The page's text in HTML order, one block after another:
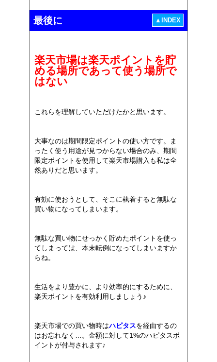
最後に ▲INDEX
楽天市場は楽天ポイントを貯
める場所であって使う場所で
はない
これらを理解していただけたかと思います。
大事なのは期間限定ポイントの使い方です。ま
ったく使う用途が見つからない場合のみ、期間
限定ポイントを使用して楽天市場購入も私は全
然ありだと思います。
有効に使おうとして、そこに執着すると無駄な
買い物になってしまいます。
無駄な買い物にせっかく貯めたポイントを使っ
てしまっては、本末転倒になってしまいますか
らね。
生活をより豊かに、より効率的にするために、
楽天ポイントを有効利用しましょう♪
楽天市場での買い物時はハピタスを経由するの
はお忘れなく…。金額に対して1%のハピタスポ
イントが付与されます♪